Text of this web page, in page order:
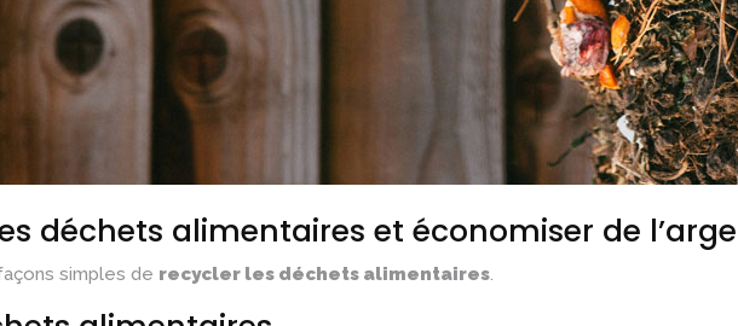
déchets alimentaires et économiser de
simples de recycler les déchets alimentaires.